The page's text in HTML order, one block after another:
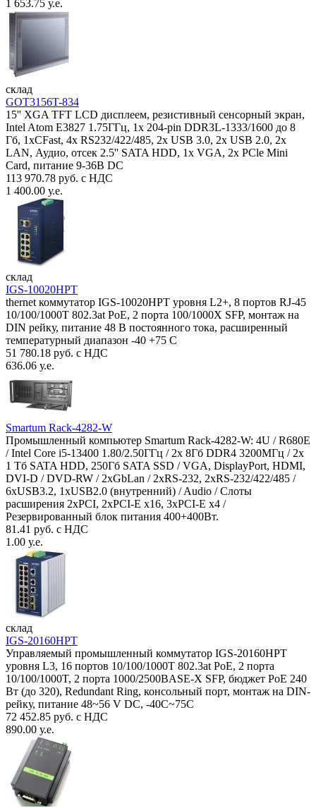
1 653.75 у.е.
склад
GOT3156T-834
15'' XGA TFT LCD дисплеем, резистивный сенсорный экран,
Intel Atom E3827 1.75ГГц, 1x 204-pin DDR3L-1333/1600 до 8
Гб, 1xCFast, 4x RS232/422/485, 2x USB 3.0, 2x USB 2.0, 2x
LAN, Аудио, отсек 2.5'' SATA HDD, 1x VGA, 2x PCle Mini
Card, питание 9-36В DC
113 970.78 руб. с НДС
1 400.00 у.е.
склад
IGS-10020HPT
thernet коммутатор IGS-10020HPT уровня L2+, 8 портов RJ-45
10/100/1000T 802.3at PoE, 2 порта 100/1000X SFP, монтаж на
DIN рейку, питание 48 В постоянного тока, расширенный
температурный диапазон -40 +75 С
51 780.18 руб. с НДС
636.06 у.е.
Smartum Rack-4282-W
Промышленный компьютер Smartum Rack-4282-W: 4U / R680E
/ Intel Core i5-13400 1.80/2.50ГГц / 2x 8Гб DDR4 3200МГц / 2x
1 Тб SATA HDD, 250Гб SATA SSD / VGA, DisplayPort, HDMI,
DVI-D / DVD-RW / 2xGbLan / 2xRS-232, 2xRS-232/422/485 /
6xUSB3.2, 1xUSB2.0 (внутренний) / Audio / Слоты
расширения 2xPCI, 2xPCI-E x16, 3xPCI-E x4 /
Резервированный блок питания 400+400Вт.
81.41 руб. с НДС
1.00 у.е.
склад
IGS-20160HPT
Управляемый промышленный коммутатор IGS-20160HPT
уровня L3, 16 портов 10/100/1000T 802.3at PoE, 2 порта
10/100/1000T, 2 порта 1000/2500BASE-X SFP, бюджет PoE 240
Вт (до 320), Redundant Ring, консольный порт, монтаж на DIN-
рейку, питание 48~56 V DC, -40С~75C
72 452.85 руб. с НДС
890.00 у.е.